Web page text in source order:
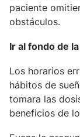
paciente
obstáculos.
Ir al fondo de
Los horarios
hábitos de
tomara las
beneficios de